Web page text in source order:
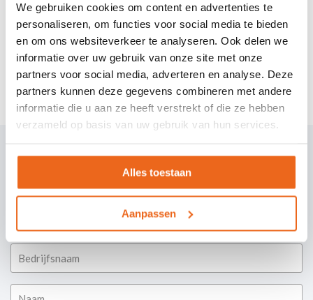
We gebruiken cookies om content en advertenties te
personaliseren, om functies voor social media te bieden
en om ons websiteverkeer te analyseren. Ook delen we
informatie over uw gebruik van onze site met onze
partners voor social media, adverteren en analyse. Deze
partners kunnen deze gegevens combineren met andere
informatie die u aan ze heeft verstrekt of die ze hebben
verzameld op basis van uw gebruik van hun services.
Alles toestaan
Aanpassen
HELPDESK LABELING
+31 (0)26 741 00 40
labeling@dekoningh.nl
Laat ons weten hoe wij u kunnen
ondersteunen